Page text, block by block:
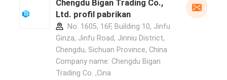
Chengdu Bigan Trading Co.,
Ltd. profil pabrikan
No. 1605, 16F, Building 10, Jinfu
Ginza, Jinfu Road, Jinniu District,
Chengdu, Sichuan Province, China
Company name: Chengdu Bigan
Trading Co. ,Cina